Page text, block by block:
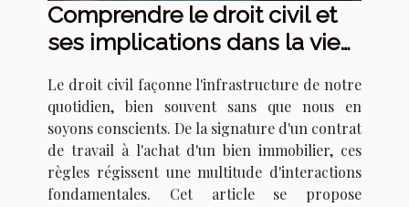
Comprendre le droit civil et
ses implications dans la vie
Le droit civil façonne l'infrastructure de notre
quotidien, bien souvent sans que nous en
soyons conscients. De la signature d'un contrat
de travail à l'achat d'un bien immobilier, ces
règles régissent une multitude d'interactions
fondamentales. Cet article se propose